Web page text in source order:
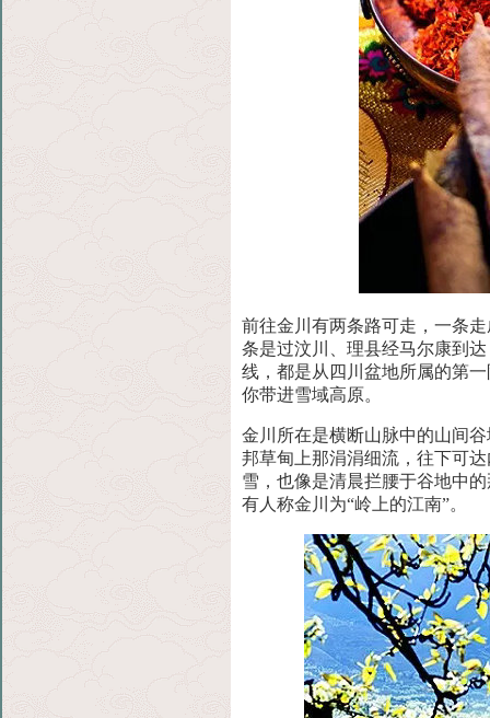
前往金川有两条路可走，一条
条是过汶川、理县经马尔康到
线，都是从四川盆地所属的第
你带进雪域高原。
金川所在是横断山脉中的山间
邦草甸上那涓涓细流，往下可
雪，也像是清晨拦腰于谷地中
有人称金川为“岭上的江南”。